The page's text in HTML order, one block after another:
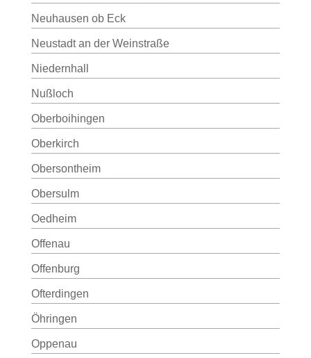
Neuhausen ob Eck
Neustadt an der Weinstraße
Niedernhall
Nußloch
Oberboihingen
Oberkirch
Obersontheim
Obersulm
Oedheim
Offenau
Offenburg
Ofterdingen
Öhringen
Oppenau